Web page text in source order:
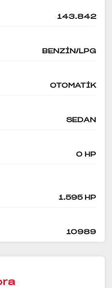
143.842
BENZIN/LPG
OTOMATIK
SEDAN
0 HP
1.595 HP
10989